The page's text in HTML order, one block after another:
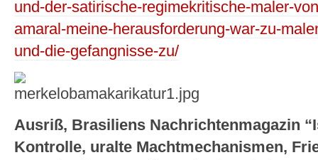
und-der-satirische-regimekritische-maler-
amaral-meine-herausforderung-war-zu-
und-die-gefangnisse-zu/
Ausriß, Brasiliens Nachrichtenmagazin
Kontrolle, uralte Machtmechanismen,